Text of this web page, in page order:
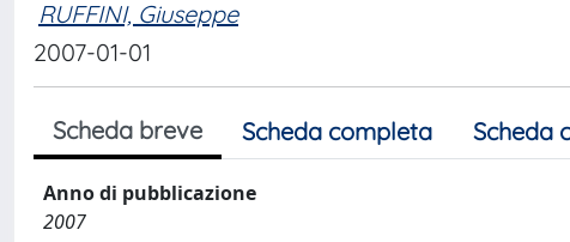
RUFFINI, Giuseppe
2007-01-01
Scheda breve Scheda completa Scheda
Anno di pubblicazione
2007